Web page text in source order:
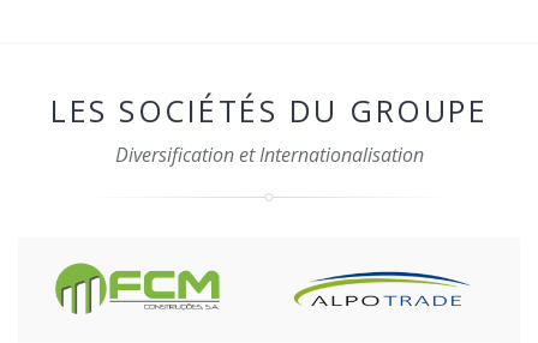
LES SOCIÉTÉS DU GROUPE
Diversification et Internationalisation